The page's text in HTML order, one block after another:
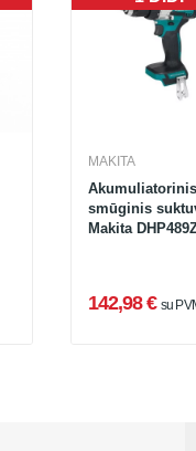
MAKITA
Akumuliatorinis
smūginis
Makita
142,98 € su